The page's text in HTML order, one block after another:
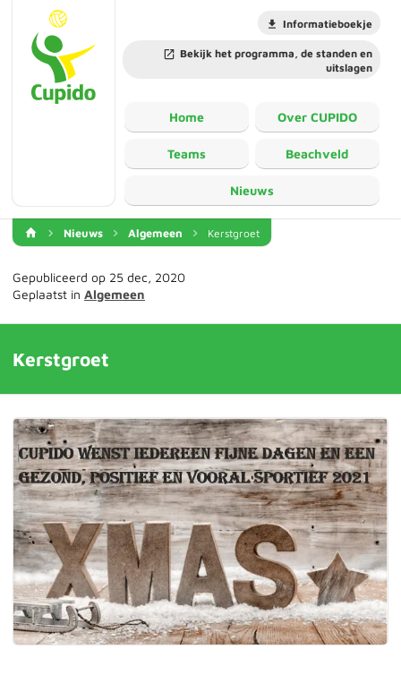
Informatieboekje
Bekijk het programma, de standen en
uitslagen
Home Over CUPIDO
Teams Beachveld
Nieuws
Nieuws Algemeen Kerstgroet
Gepubliceerd op 25 dec, 2020
Geplaatst in Algemeen
Kerstgroet